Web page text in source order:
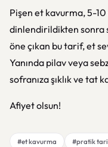
Pişen et kavurma, 5-10
dinlendirildikten sonra
öne çıkan bu tarif, et
Yanında pilav veya
sofranıza şıklık ve tat
Afiyet olsun!
#et kavurma #pratik